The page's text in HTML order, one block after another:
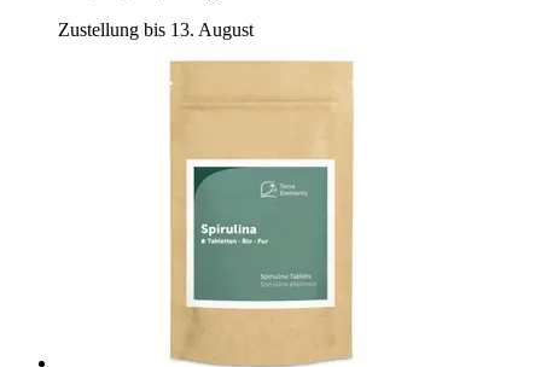
Zustellung bis 13. August